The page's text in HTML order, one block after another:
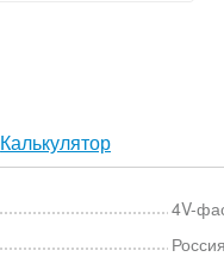
Калькулятор
4V-
Россия